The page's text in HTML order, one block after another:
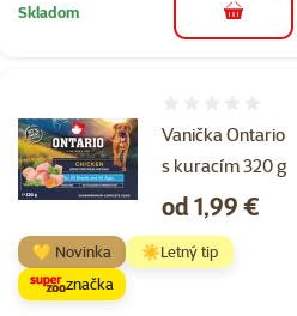
Skladom do košíka
Vanička Ontario
s kuracím 320 g
Cena
od 1,99 €
💛 Novinka
☀️Letný tip
značka